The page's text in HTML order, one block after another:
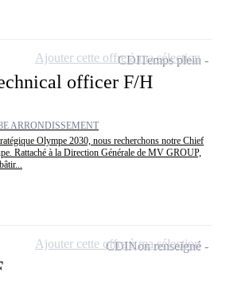
officer F/H
ARRONDISSEMENT
Olympe 2030, nous recherchons notre Chief
Rattaché à la Direction Générale de MV GROUP,
CDITemps plein
Ajouter cette offre à ma sélection
CDINon renseigné
Ajouter cette offre à ma sélection